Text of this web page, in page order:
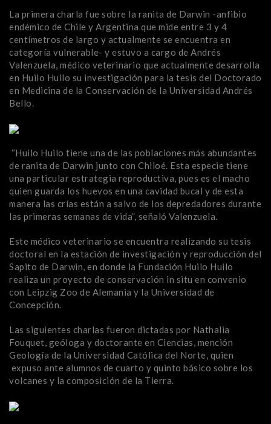
La primera charla fue sobre la ranita de Darwin -anfibio
endémico de Chile y Argentina que mide entre 3 y 4
centímetros de largo y actualmente se encuentra en
categoría vulnerable- y estuvo a cargo de Andrés
Valenzuela, médico veterinario que actualmente desarrolla
en Huilo Huilo su investigación para la tesis del Doctorado
en Medicina de la Conservación de la Universidad Andrés
Bello.
“Huilo Huilo tiene una de las poblaciones más abundantes
de ranita de Darwin junto con Chiloé. Esta especie tiene
una particular estrategia reproductiva, pues es el macho
quien guarda los huevos en una cavidad bucal y de esta
manera las crías están a salvo de los depredadores durante
las primeras semanas de vida”, señaló Valenzuela.
Este médico veterinario se encuentra realizando su tesis
doctoral en la estación de investigación y reproducción del
Sapito de Darwin, en donde la Fundación Huilo Huilo
realiza un proyecto de conservación in situ en convenio
con Leipzig Zoo de Alemania y la Universidad de
Concepción.
Las siguientes charlas fueron dictadas por Nathalia
Fouquet, geóloga y doctorante en Ciencias, mención
Geología de la Universidad Católica del Norte, quien
expuso ante alumnos de cuarto y quinto básico sobre los
volcanes y la composición de la Tierra.